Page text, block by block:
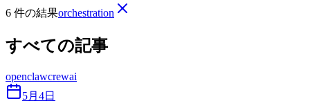
6 件の結果orchestration
すべての記事
openclawcrewai
5月4日